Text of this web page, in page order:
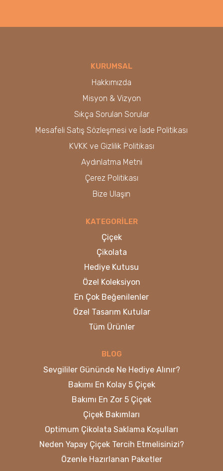
KURUMSAL
Hakkımızda
Misyon & Vizyon
Sıkça Sorulan Sorular
Mesafeli Satış Sözleşmesi ve İade Politikası
KVKK ve Gizlilik Politikası
Aydınlatma Metni
Çerez Politikası
Bize Ulaşın
KATEGORİLER
Çiçek
Çikolata
Hediye Kutusu
Özel Koleksiyon
En Çok Beğenilenler
Özel Tasarım Kutular
Tüm Ürünler
BLOG
Sevgililer Gününde Ne Hediye Alınır?
Bakımı En Kolay 5 Çiçek
Bakımı En Zor 5 Çiçek
Çiçek Bakımları
Optimum Çikolata Saklama Koşulları
Neden Yapay Çiçek Tercih Etmelisinizi?
Özenle Hazırlanan Paketler